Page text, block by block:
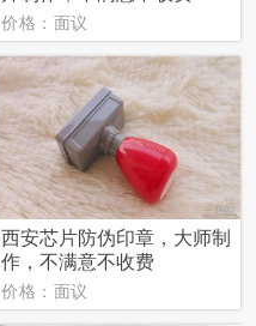
价格：面议
西安芯片防伪印章，大师制
作，不满意不收费
价格：面议